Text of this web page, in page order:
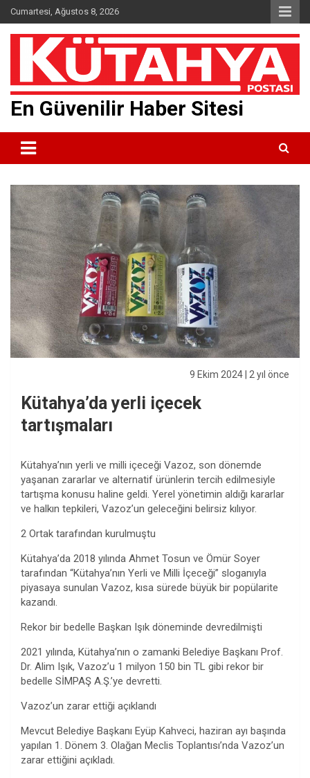
Skip
to
content
Cumartesi, Ağustos 8, 2026
En Güvenilir Haber Sitesi
9 Ekim 2024 | 2 yıl önce
Kütahya’da yerli içecek
tartışmaları
Kütahya’nın yerli ve milli içeceği Vazoz, son dönemde
yaşanan zararlar ve alternatif ürünlerin tercih edilmesiyle
tartışma konusu haline geldi. Yerel yönetimin aldığı kararlar
ve halkın tepkileri, Vazoz’un geleceğini belirsiz kılıyor.
2 Ortak tarafından kurulmuştu
Kütahya’da 2018 yılında Ahmet Tosun ve Ömür Soyer
tarafından “Kütahya’nın Yerli ve Milli İçeceği” sloganıyla
piyasaya sunulan Vazoz, kısa sürede büyük bir popülarite
kazandı.
Rekor bir bedelle Başkan Işık döneminde devredilmişti
2021 yılında, Kütahya’nın o zamanki Belediye Başkanı Prof.
Dr. Alim Işık, Vazoz’u 1 milyon 150 bin TL gibi rekor bir
bedelle SİMPAŞ A.Ş.’ye devretti.
Vazoz’un zarar ettiği açıklandı
Mevcut Belediye Başkanı Eyüp Kahveci, haziran ayı başında
yapılan 1. Dönem 3. Olağan Meclis Toplantısı’nda Vazoz’un
zarar ettiğini açıkladı.